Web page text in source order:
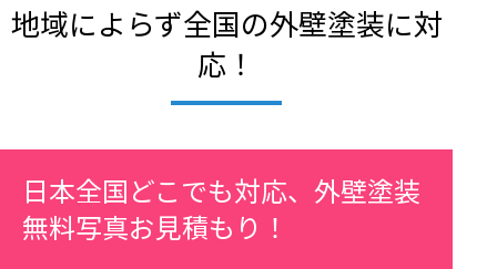
地域によらず全国の外壁塗装に対
応！
日本全国どこでも対応、外壁塗装
無料写真お見積もり！